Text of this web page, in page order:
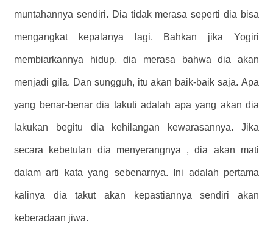
muntahannya sendiri. Dia tidak merasa seperti dia bisa
mengangkat kepalanya lagi. Bahkan jika Yogiri
membiarkannya hidup, dia merasa bahwa dia akan
menjadi gila. Dan sungguh, itu akan baik-baik saja. Apa
yang benar-benar dia takuti adalah apa yang akan dia
lakukan begitu dia kehilangan kewarasannya. Jika
secara kebetulan dia menyerangnya , dia akan mati
dalam arti kata yang sebenarnya. Ini adalah pertama
kalinya dia takut akan kepastiannya sendiri akan
keberadaan jiwa.